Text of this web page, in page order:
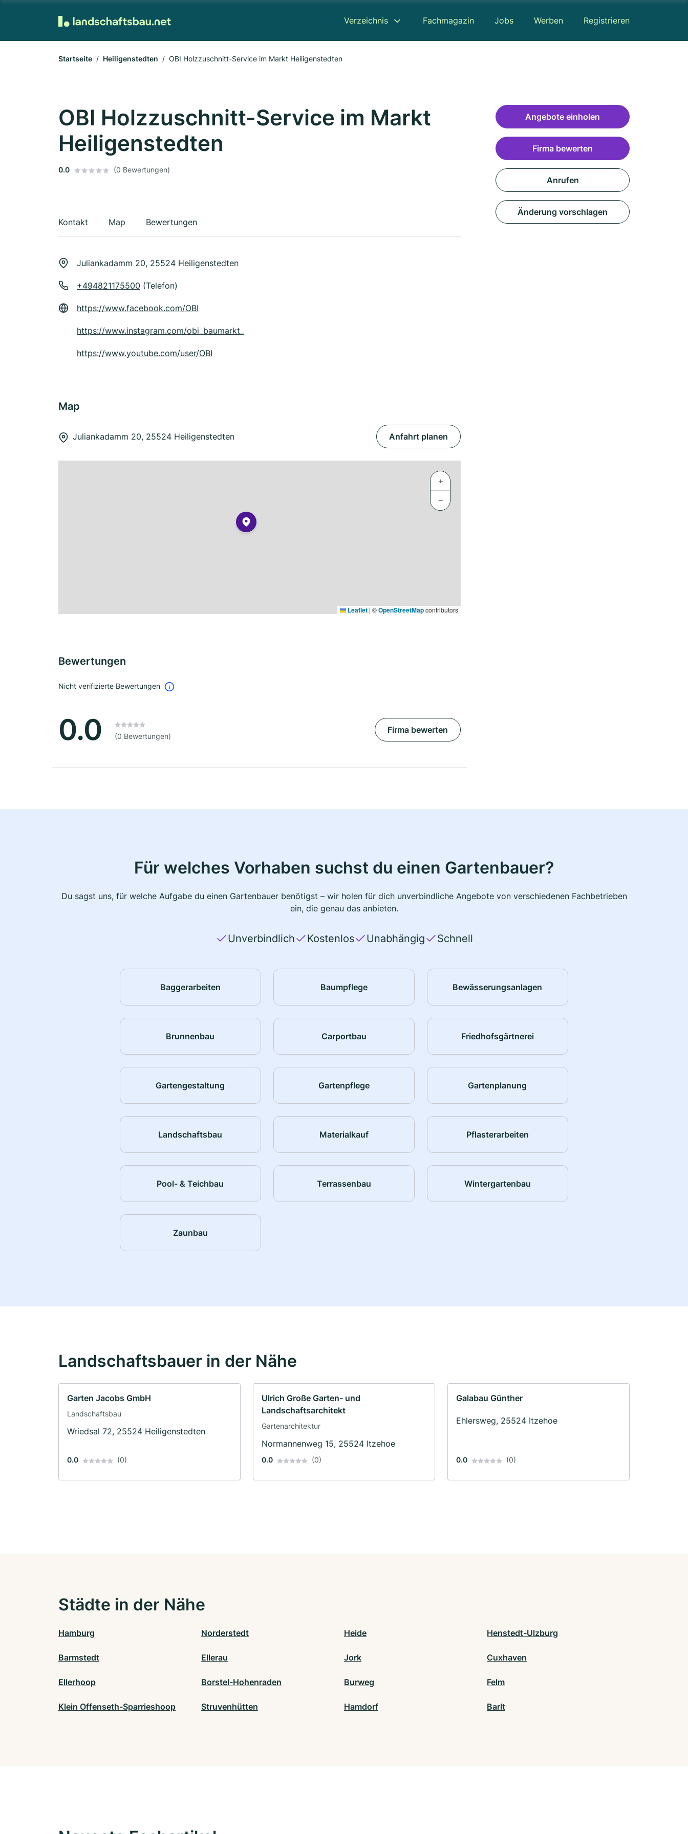
Verzeichnis Fachmagazin Jobs Werben Registrieren
Startseite Heiligenstedten OBI Holzzuschnitt-Service im Markt Heiligenstedten
OBI Holzzuschnitt-Service im Markt
Heiligenstedten
0.0 (0 Bewertungen)
Kontakt Map Bewertungen
Juliankadamm 20, 25524 Heiligenstedten
+494821175500 (Telefon)
https://www.facebook.com/OBI
https://www.instagram.com/obi_baumarkt_
https://www.youtube.com/user/OBI
Map
Juliankadamm 20, 25524 Heiligenstedten Anfahrt planen
+
−
Leaflet | ©OpenStreetMapcontributors
Bewertungen
Nicht verifizierte Bewertungen
0.0 (0 Bewertungen)
Firma bewerten
Angebote einholen
Firma bewerten
Anrufen
Änderung vorschlagen
Für welches Vorhaben suchst du einen Gartenbauer?
Du sagst uns, für welche Aufgabe du einen Gartenbauer benötigst – wir holen für dich unverbindliche Angebote von verschiedenen Fachbetrieben
ein, die genau das anbieten.
Unverbindlich Kostenlos Unabhängig Schnell
Baggerarbeiten Baumpflege Bewässerungsanlagen
Brunnenbau Carportbau Friedhofsgärtnerei
Gartengestaltung Gartenpflege Gartenplanung
Landschaftsbau Materialkauf Pflasterarbeiten
Pool- & Teichbau Terrassenbau Wintergartenbau
Zaunbau
Landschaftsbauer in der Nähe
Garten Jacobs GmbH
Landschaftsbau
Wriedsal 72, 25524 Heiligenstedten
0.0 (0)
Ulrich Große Garten- und
Landschaftsarchitekt
Gartenarchitektur
Normannenweg 15, 25524 Itzehoe
0.0 (0)
Galabau Günther
Ehlersweg, 25524 Itzehoe
0.0 (0)
Städte in der Nähe
Hamburg Norderstedt Heide Henstedt-Ulzburg
Barmstedt Ellerau Jork Cuxhaven
Ellerhoop Borstel-Hohenraden Burweg Felm
Klein Offenseth-Sparrieshoop Struvenhütten Hamdorf Barlt